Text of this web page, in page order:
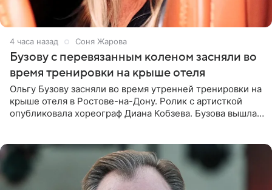
4 часа назад Соня Жарова
Бузову с перевязанным коленом засняли во
время тренировки на крыше отеля
Ольгу Бузову засняли во время утренней тренировки на
крыше отеля в Ростове-на-Дону. Ролик с артисткой
опубликовала хореограф Диана Кобзева. Бузова вышла